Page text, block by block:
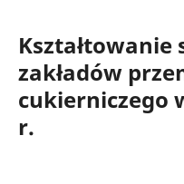
Kształtowanie
zakładów
cukierniczego
r.